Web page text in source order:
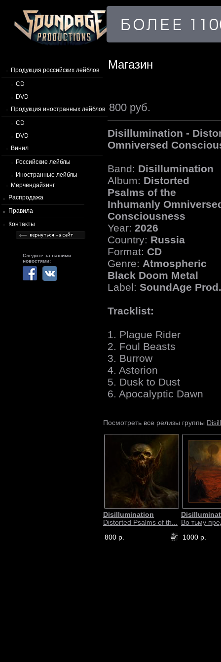
Продукция российских лейблов
CD
DVD
Продукция иностранных лейблов
CD
DVD
Винил
Российские лейблы
Иностранные лейблы
Мерчендайзинг
Распродажа
Правила
Контакты
Следите за нашими
новостями:
Магазин
800 руб.
Disillumination -
Omniversed
Band: Disillumination
Album: Distorted
Psalms of the
Inhumanly
Consciousness
Year: 2026
Country: Russia
Format: CD
Genre: Atmospheric
Black Doom Metal
Label: SoundAge Prod.
Tracklist:
1. Plague Rider
2. Foul Beasts
3. Burrow
4. Asterion
5. Dusk to Dust
6. Apocalyptic Dawn
Посмотреть все релизы группы
Disillumination
Distorted Psalms of th...
800 р.
Во тьму
1000 р.